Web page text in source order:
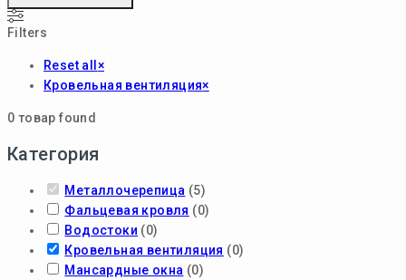
Filters
Reset all ×
Кровельная вентиляция×
0 товар found
Категория
Металлочерепица (5)
Фальцевая кровля (0)
Водостоки (0)
Кровельная вентиляция (0)
Мансардные окна (0)